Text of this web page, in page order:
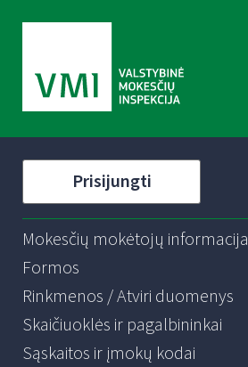
Prisijungti
Mokesčių mokėtojų informacija
Formos
Rinkmenos / Atviri duomenys
Skaičiuoklės ir pagalbininkai
Sąskaitos ir įmokų kodai